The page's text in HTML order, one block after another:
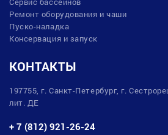
Ремонт оборудования и чаши
Пуско-наладка
Консервация и запуск
КОНТАКТЫ
197755, г. Санкт-Петербург, г.
лит. ДЕ
+ 7 (812) 921-26-24